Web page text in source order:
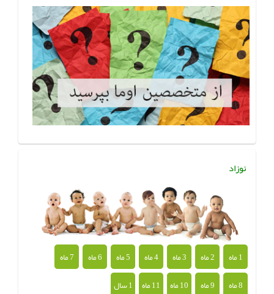
نوزاد
1 ماه 2 ماه 3 ماه 4 ماه 5 ماه 6 ماه
7 ماه
8 ماه
9 ماه 10 ماه 11 ماه 1 سال